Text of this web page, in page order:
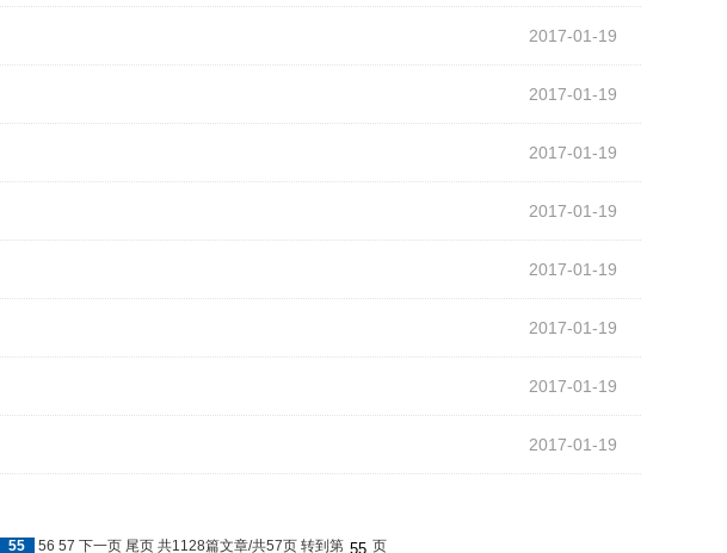
2017-01-19
2017-01-19
2017-01-19
2017-01-19
2017-01-19
2017-01-19
2017-01-19
2017-01-19
55 56 57 下一页 尾页 共1128篇文章/共57页 转到第 页